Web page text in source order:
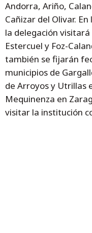
Andorra, Ariño,
Cañizar del Olivar.
la delegación
Estercuel y Foz-
también se fijarán
municipios de
de Arroyos y Utrillas
Mequinenza en
visitar la institución